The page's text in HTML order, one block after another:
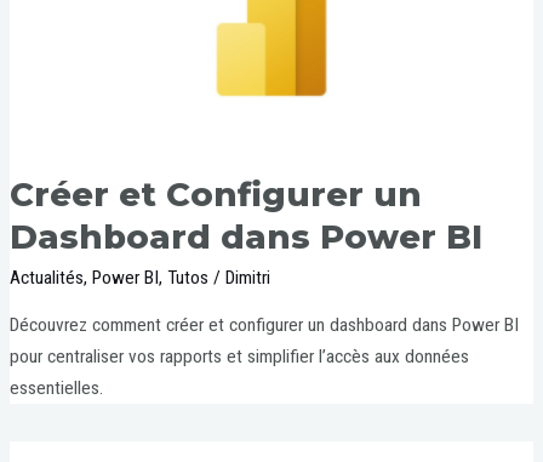
Créer et Configurer un
Dashboard dans Power BI
Actualités,Power BI,Tutos /Dimitri
Découvrez comment créer et configurer un dashboard dans Power BI
pour centraliser vos rapports et simplifier l’accès aux données
essentielles.